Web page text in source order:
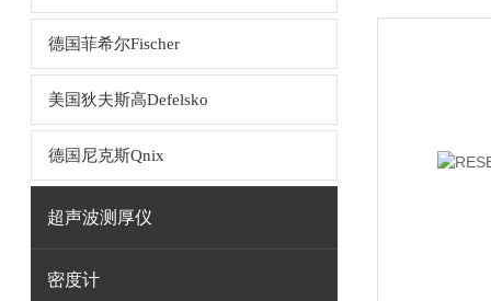
德国菲希尔Fischer
美国狄夫斯高Defelsko
德国尼克斯Qnix
超声波测厚仪
密度计